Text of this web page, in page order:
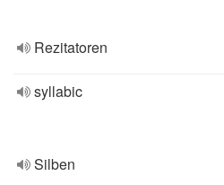
Rezitatoren
syllabic
Silben